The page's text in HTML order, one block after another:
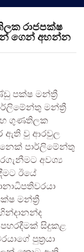
රාජපක්ෂ
ගෙන් අහන්න
පක්ෂ මන්ත්‍රී
මන්ත්‍රී
ගුණතිලක
ඇති වු ආරවුල
පාර්ලිමේන්තු
අවශ්‍ය
ඊයේ
මන්ත්‍රී
පහරදීමක් සිදුකළ
පුත්‍රයා